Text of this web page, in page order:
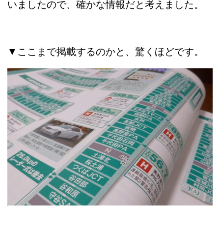
いましたので、確かな情報だと考えました。
▼ここまで掲載するのかと、驚くほどです。